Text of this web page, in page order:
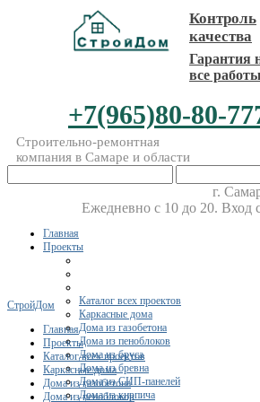
Контроль
качества
Гарантия
все работы
+7(965)80-80-
Строительно-ремонтная
компания в Самаре и области
г.
Ежедневно с 10 до 20. Вход
Главная
Проекты
Каталог всех проектов
Каркасные дома
Дома из газобетона
Дома из пеноблоков
Дома из бруса
Дома из бревна
Дома из СИП-панелей
Дома из кирпича
СтройДом
Главная
Проекты
Каталог всех проектов
Каркасные дома
Дома из газобетона
Дома из пеноблоков